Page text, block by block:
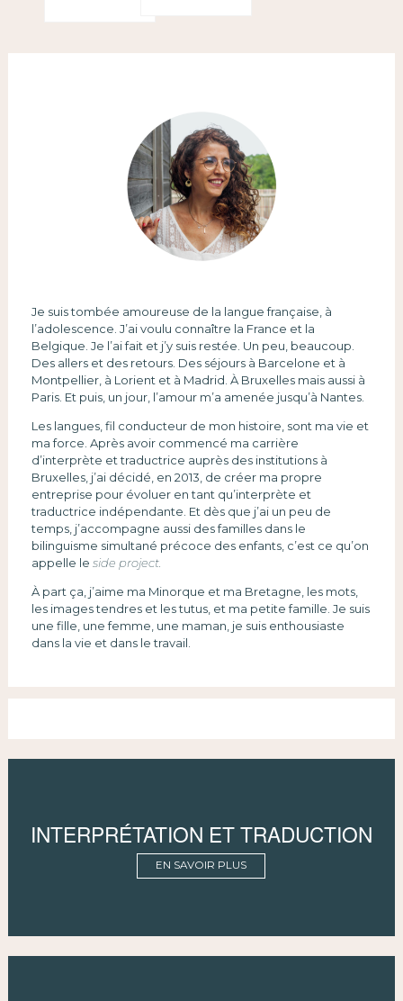
Je suis tombée amoureuse de la langue française, à
l’adolescence. J’ai voulu connaître la France et la
Belgique. Je l’ai fait et j’y suis restée. Un peu, beaucoup.
Des allers et des retours. Des séjours à Barcelone et à
Montpellier, à Lorient et à Madrid. À Bruxelles mais aussi à
Paris. Et puis, un jour, l’amour m’a amenée jusqu’à Nantes.
Les langues, fil conducteur de mon histoire, sont ma vie et
ma force. Après avoir commencé ma carrière
d’interprète et traductrice auprès des institutions à
Bruxelles, j’ai décidé, en 2013, de créer ma propre
entreprise pour évoluer en tant qu’interprète et
traductrice indépendante. Et dès que j’ai un peu de
temps, j’accompagne aussi des familles dans le
bilinguisme simultané précoce des enfants, c’est ce qu’on
appelle le side project.
À part ça, j’aime ma Minorque et ma Bretagne, les mots,
les images tendres et les tutus, et ma petite famille. Je suis
une fille, une femme, une maman, je suis enthousiaste
dans la vie et dans le travail.
INTERPRÉTATION ET TRADUCTION
EN SAVOIR PLUS